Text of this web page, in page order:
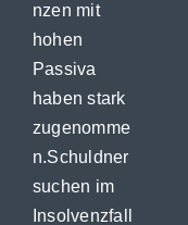
nzen mit
hohen
Passiva
haben stark
zugenomme
n.Schuldner
suchen im
Insolvenzfall